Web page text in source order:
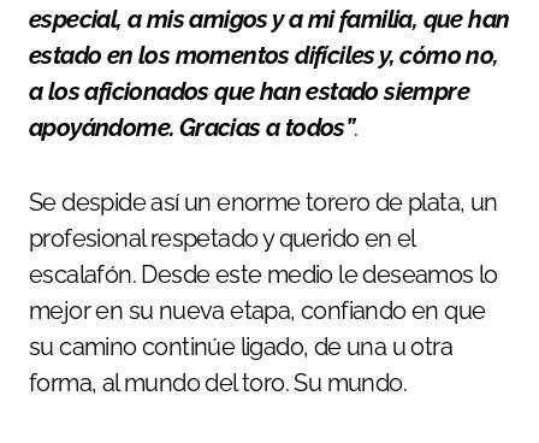
especial, a mis amigos y a mi familia, que han
estado en los momentos difíciles y, cómo no,
a los aficionados que han estado siempre
apoyándome. Gracias a todos”.
Se despide así un enorme torero de plata, un
profesional respetado y querido en el
escalafón. Desde este medio le deseamos lo
mejor en su nueva etapa, confiando en que
su camino continúe ligado, de una u otra
forma, al mundo del toro. Su mundo.